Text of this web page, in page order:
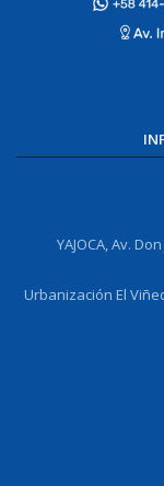
YAJOCA, Av.
Urbanización El